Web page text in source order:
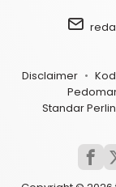
Disclaimer
Standar